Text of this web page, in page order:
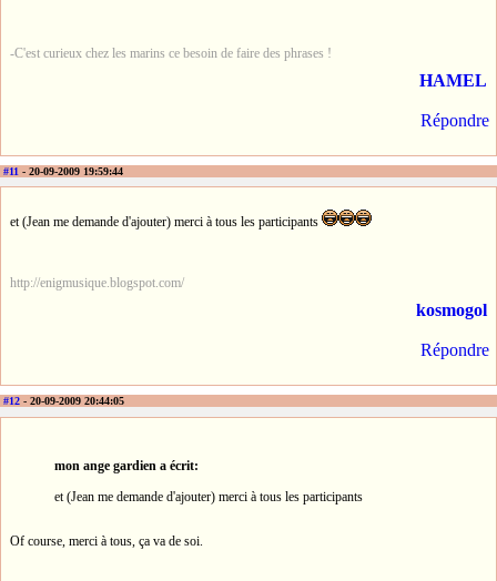
-C'est curieux chez les marins ce besoin de faire des phrases !
HAMEL
Répondre
#11 - 20-09-2009 19:59:44
et (Jean me demande d'ajouter) merci à tous les participants
http://enigmusique.blogspot.com/
kosmogol
Répondre
#12 - 20-09-2009 20:44:05
mon ange gardien a écrit:
et (Jean me demande d'ajouter) merci à tous les participants
Of course, merci à tous, ça va de soi.